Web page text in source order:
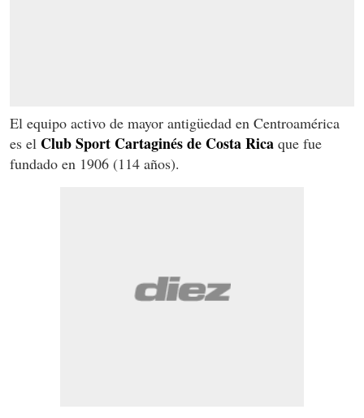
El equipo activo de mayor antigüedad en Centroamérica
es el Club Sport Cartaginés de Costa Rica que fue
fundado en 1906 (114 años).